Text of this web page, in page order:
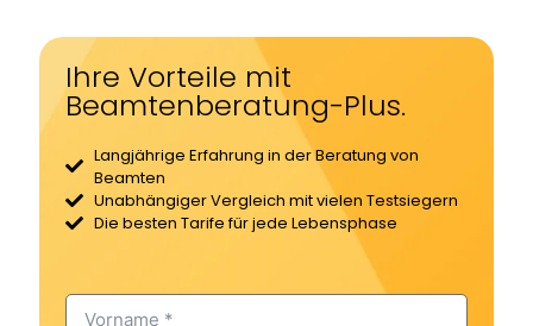
Ihre Vorteile mit
Beamtenberatung-Plus.
Langjährige Erfahrung in der Beratung von
Beamten
Unabhängiger Vergleich mit vielen Testsiegern
Die besten Tarife für jede Lebensphase